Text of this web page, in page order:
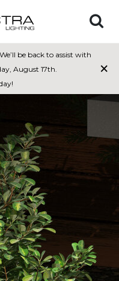
be back to assist with
August 17th.
×